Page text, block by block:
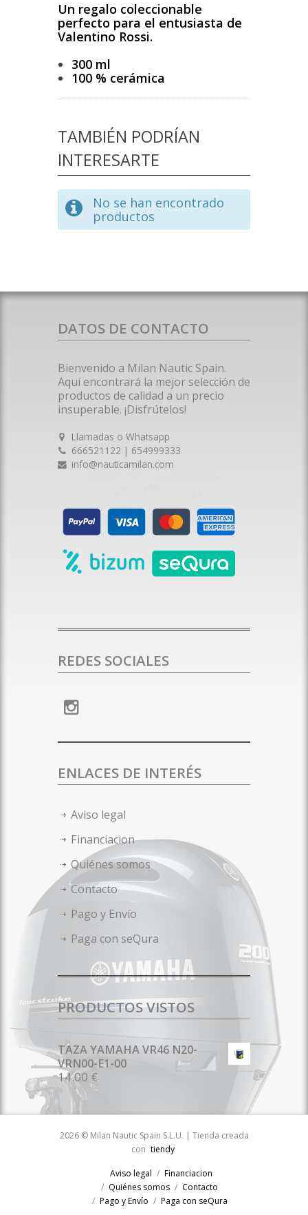
Un regalo coleccionable
perfecto para el entusiasta de
Valentino Rossi.
300 ml
100 % cerámica
TAMBIÉN PODRÍAN
INTERESARTE
No se han encontrado
productos
DATOS DE CONTACTO
Bienvenido a Milan Nautic Spain.
Aquí encontrará la mejor selección de
productos de calidad a un precio
insuperable. ¡Disfrútelos!
Llamadas o Whatsapp
666521122 | 654999333
info@nauticamilan.com
REDES SOCIALES
ENLACES DE INTERÉS
Aviso legal
Financiacion
Quiénes somos
Contacto
Pago y Envío
Paga con seQura
PRODUCTOS VISTOS
TAZA YAMAHA VR46 N20-
VRN00-E1-00
14.00 €
2026 © Milan Nautic Spain S.L.U. | Tienda creada
con tiendy
Aviso legal
Financiacion
Quiénes somos
Contacto
Pago y Envío
Paga con seQura